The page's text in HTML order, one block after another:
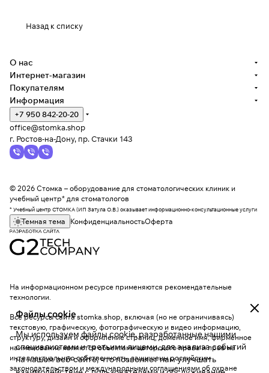
Назад к списку
Файлы cookie
Мы используем файлы cookie, разработанные нашими
специалистами и третьими лицами, для анализа событий
на нашем веб-сайте, что позволяет нам улучшать
О нас
Интернет-магазин
Покупателям
Информация
+7 950 842-20-20
office@stomka.shop
г. Ростов-на-Дону, пр. Стачки 143
© 2026 Стомка – оборудование для стоматологических клиник и
учебный центр* для стоматологов
* Учебный центр СТОМКА (ИП Затула О.В.) оказывает информационно-консультационные услуги
Темная тема КонфиденциальностьОферта
На информационном ресурсе применяются рекомендательные
технологии.
Все ресурсы сайта stomka.shop, включая (но не ограничиваясь)
текстовую, графическую, фотографическую и видео информацию,
структуру, дизайн и оформление страниц, доменное имя, фирменное
наименование являются объектами авторского права и прав на
интеллектуальную собственность, защищены российским
законодательством и международными соглашениями об охране